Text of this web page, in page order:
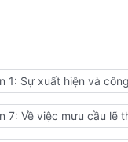
1: Sự xuất hiện và
7: Về việc mưu cầu lẽ